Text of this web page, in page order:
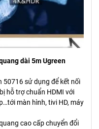
dài 5m Ugreen
50716 sử dụng để kết nối
hỗ trợ chuẩn HDMI với
màn hình, tivi HD, máy
cao cấp chuyển đổi